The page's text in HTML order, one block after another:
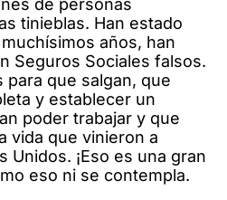
de personas
tinieblas. Han estado
años, han
Seguros Sociales falsos.
para que salgan, que
y establecer un
poder trabajar y que
vida que vinieron a
Unidos. ¡Eso es una gran
eso ni se contempla.